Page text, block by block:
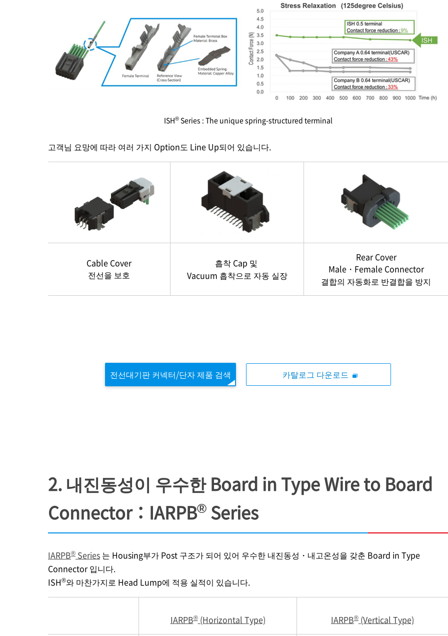
ISH®Series : The unique spring-structured terminal
고객님 요망에 따라 여러 가지 Option도 Line Up되어 있습니다.
Cable Cover
전선을 보호
흡착 Cap 및
Vacuum 흡착으로 자동 실장
Rear Cover
Male・Female Connector
결합의 자동화로 반결합을 방지
전선대기판 커넥터/단자 제품 검색 카탈로그 다운로드
2. 내진동성이 우수한 Board in Type Wire to Board
Connector：IARPB® Series
IARPB® Series 는 Housing부가 Post 구조가 되어 있어 우수한 내진동성・내고온성을 갖춘 Board in Type
Connector 입니다.
ISH®와 마찬가지로 Head Lump에 적용 실적이 있습니다.
IARPB®(Horizontal Type) IARPB® (Vertical Type)